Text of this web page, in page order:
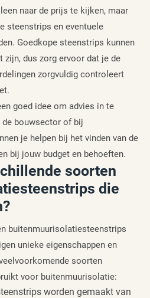
naar de prijs te kijken, maar
steenstrips en eventuele
Goedkope steenstrips kunnen
dus zorg ervoor dat je de
zorgvuldig controleert
goed idee om advies in te
bouwsector of bij
je helpen bij het vinden van de
bij jouw budget en behoeften.
soorten
die
buitenmuurisolatiesteenstrips
unieke eigenschappen en
soorten
voor buitenmuurisolatie:
worden gemaakt van